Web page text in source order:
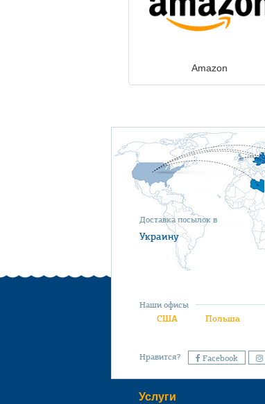
Amazon
Доставка посылок в
Украину
Наши офисы
США Польша
Нравится? Facebook
Услуги